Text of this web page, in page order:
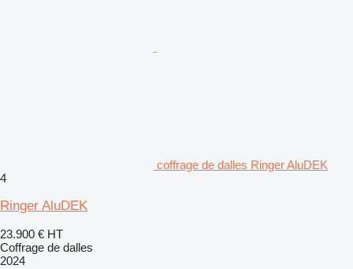
coffrage de dalles Ringer AluDEK
4
Ringer AluDEK
23.900 € HT
Coffrage de dalles
2024